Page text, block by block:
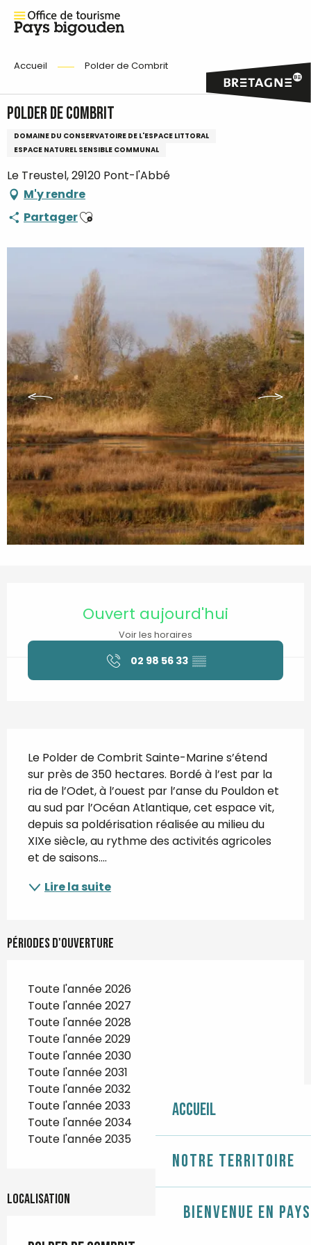
Accueil
Notre territoire
Bienvenue en
Accueil Polder de Combrit
Polder de Combrit
DOMAINE DU CONSERVATOIRE DE L'ESPACE LITTORAL
ESPACE NATUREL SENSIBLE COMMUNAL
Le Treustel, 29120 Pont-l'Abbé
M'y rendre
PartagerAjouter aux favoris
Ouvert aujourd'hui
Voir les horaires
02 98 56 33 ▒▒
Le Polder de Combrit Sainte-Marine s’étend
sur près de 350 hectares. Bordé à l’est par la
ria de l’Odet, à l’ouest par l’anse du Pouldon et
au sud par l’Océan Atlantique, cet espace vit,
depuis sa poldérisation réalisée au milieu du
XIXe siècle, au rythme des activités agricoles
et de saisons....
Lire la suite
Périodes d'ouverture
Toute l'année 2026
Toute l'année 2027
Toute l'année 2028
Toute l'année 2029
Toute l'année 2030
Toute l'année 2031
Toute l'année 2032
Toute l'année 2033
Toute l'année 2034
Toute l'année 2035
Localisation